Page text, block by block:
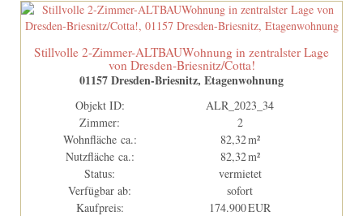
Stillvolle 2-Zimmer-ALTBAUWohnung in zentralster Lage
von Dresden-Briesnitz/Cotta!
01157 Dresden-Briesnitz, Etagenwohnung
Objekt ID:
ALR_2023_34
Zimmer:
2
Wohnfläche ca.:
82,32 m²
Nutzfläche ca.:
82,32 m²
Status:
vermietet
Verfügbar ab:
sofort
Kaufpreis:
174.900 EUR